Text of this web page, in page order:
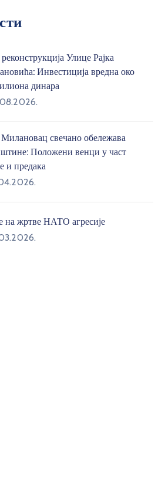
Улице Рајка
Инвестиција вредна око
динара
свечано обележава
Положени венци у част
и предака
на жртве НАТО агресије